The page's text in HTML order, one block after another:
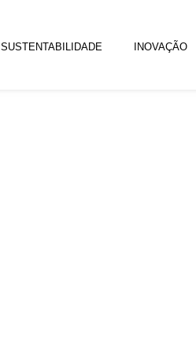
SUSTENTABILIDADE INOVAÇÃO